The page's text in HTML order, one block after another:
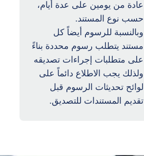
عادة من يومين على عدة أيام،
حسب نوع المستند.
وبالنسبة للرسوم أيضاً كل
مستند يتطلب رسوم محددة بناءً
على متطلبات إجراءات تصديقه
ولذلك يجب الاطلاع دائماً على
لوائح تحديثات الرسوم قبل
تقديم المستندات للتصديق.